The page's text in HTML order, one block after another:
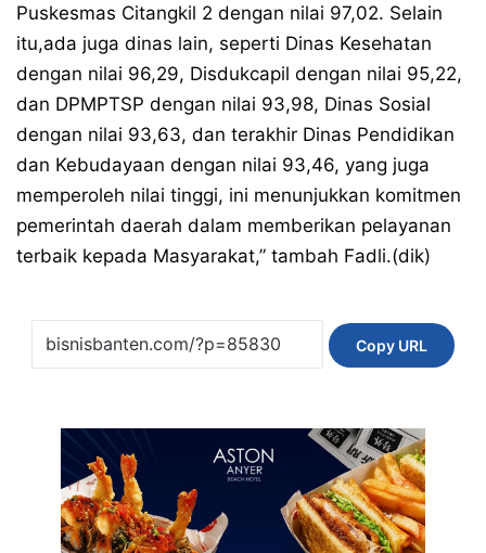
Puskesmas Citangkil 2 dengan nilai 97,02. Selain
itu,ada juga dinas lain, seperti Dinas Kesehatan
dengan nilai 96,29, Disdukcapil dengan nilai 95,22,
dan DPMPTSP dengan nilai 93,98, Dinas Sosial
dengan nilai 93,63, dan terakhir Dinas Pendidikan
dan Kebudayaan dengan nilai 93,46, yang juga
memperoleh nilai tinggi, ini menunjukkan komitmen
pemerintah daerah dalam memberikan pelayanan
terbaik kepada Masyarakat,” tambah Fadli.(dik)
Copy URL